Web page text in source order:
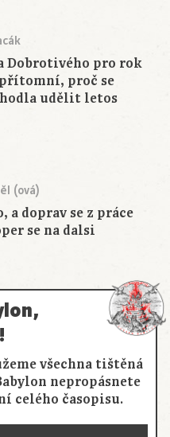
Dobrotivého pro rok
přítomní, proč se
udělit letos
(ová)
a doprav se z práce
se na dalsi
všechna tištěná
nepropásnete
celého časopisu.